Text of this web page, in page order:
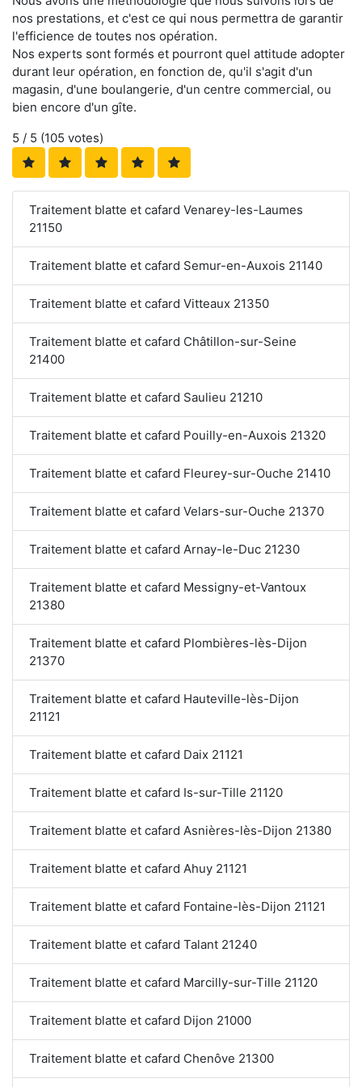
nos prestations, et c'est ce qui nous permettra de garantir
l'efficience de toutes nos opération.
Nos experts sont formés et pourront quel attitude adopter
durant leur opération, en fonction de, qu'il s'agit d'un
magasin, d'une boulangerie, d'un centre commercial, ou
bien encore d'un gîte.
5 / 5 (105 votes)
Traitement blatte et cafard Venarey-les-Laumes
21150
Traitement blatte et cafard Semur-en-Auxois 21140
Traitement blatte et cafard Vitteaux 21350
Traitement blatte et cafard Châtillon-sur-Seine
21400
Traitement blatte et cafard Saulieu 21210
Traitement blatte et cafard Pouilly-en-Auxois 21320
Traitement blatte et cafard Fleurey-sur-Ouche 21410
Traitement blatte et cafard Velars-sur-Ouche 21370
Traitement blatte et cafard Arnay-le-Duc 21230
Traitement blatte et cafard Messigny-et-Vantoux
21380
Traitement blatte et cafard Plombières-lès-Dijon
21370
Traitement blatte et cafard Hauteville-lès-Dijon
21121
Traitement blatte et cafard Daix 21121
Traitement blatte et cafard Is-sur-Tille 21120
Traitement blatte et cafard Asnières-lès-Dijon 21380
Traitement blatte et cafard Ahuy 21121
Traitement blatte et cafard Fontaine-lès-Dijon 21121
Traitement blatte et cafard Talant 21240
Traitement blatte et cafard Marcilly-sur-Tille 21120
Traitement blatte et cafard Dijon 21000
Traitement blatte et cafard Chenôve 21300